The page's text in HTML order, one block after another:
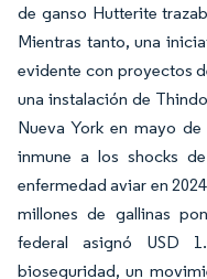
de ganso Hutterite
Mientras tanto, una
evidente con proyectos
una instalación de
Nueva York en mayo
inmune a los shocks
enfermedad aviar en
millones de gallinas
federal asignó USD
bioseguridad, un